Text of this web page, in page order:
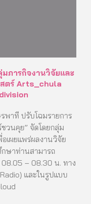
ภารกิจงานวิจัยและ
ตร์ Arts_chula
พาที ปรับโฉมรายการ
วนคุย” จัดโดยกลุ่ม
เผยแพร่ผลงานวิจัย
ษาท่านสามารถ
08.05 – 08.30 น. ทาง
และในรูปแบบ